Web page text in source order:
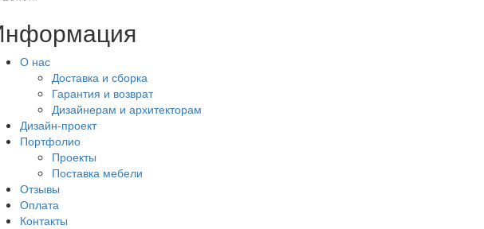
О нас
Доставка и сборка
Гарантия и возврат
Дизайнерам и архитекторам
Дизайн-проект
Портфолио
Проекты
Поставка мебели
Отзывы
Оплата
Контакты